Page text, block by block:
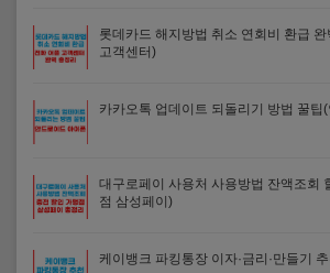
롯데카드 해지방법 취소 연회비 환급
고객센터)
카카오톡 업데이트 되돌리기 방법 꿀팁
대구로페이 사용처 사용방법 잔액조회
점 삼성페이)
케이뱅크 파킹통장 이자·금리·만들기 추